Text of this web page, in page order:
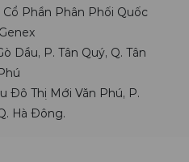
Phần Phân Phối Quốc
Dầu, P. Tân Quý, Q. Tân
Đô Thị Mới Văn Phú, P.
Hà Đông.